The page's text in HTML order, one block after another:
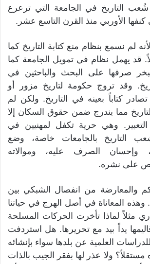
شُعب التاريخ في الجامعة التي ترعرع
كنفها الأوربي منذ القرن التاسع عشر.
لم نسمع بنظام منع كتابة التاريخ كما
قد يهمل نظام في تمويل الجامعة كما
صرفها على البحث والباحثين في
وقد تروج حكومة لتاريخ مزور أو
كتاباً بعينه في التاريخ. ولكن لم
مما يندرج ضمن حقوق السكان إلا
وهي حرية تكفل لمهنيين في
التاريخ بالجامعات خاصة، وضع
وإحسان الصرف عليه، وموالاته
على نشره.
والمعارضة من انفصال الشبكي بين
وهذه المعاناة في أصل الهرج في حياتنا
مثلاً لماذا تأخرت الحركات المسلحة
يداً بيد مع تحريرها. هل استردفت
العلمية عن بلدها سواء بإنشائه
ولا عذر لها بفقر الجيب بالذات